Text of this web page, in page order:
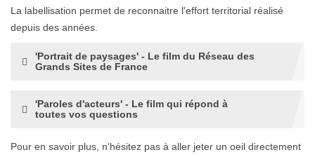
La labellisation permet de reconnaitre l'effort territorial réalisé
depuis des années.
'Portrait de paysages' - Le film du Réseau des
Grands Sites de France
'Paroles d'acteurs' - Le film qui répond à
toutes vos questions
Pour en savoir plus, n'hésitez pas à aller jeter un oeil directement